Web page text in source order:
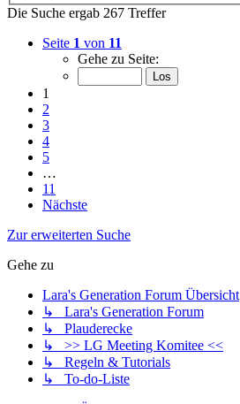
Die Suche ergab 267 Treffer
Seite 1 von 11
Gehe zu Seite:
1
2
3
4
5
…
11
Nächste
Zur erweiterten Suche
Gehe zu
Lara's Generation Forum Übersicht
↳ Lara's Generation Forum
↳ Plauderecke
↳ >> LG Meeting Komitee <<
↳ Regeln & Tutorials
↳ To-do-Liste